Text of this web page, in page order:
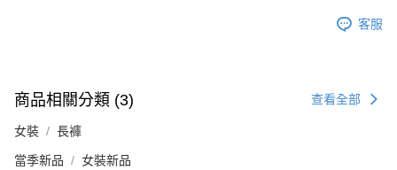
客服
商品相關分類 (3) 查看全部
女裝 長褲
當季新品 女裝新品